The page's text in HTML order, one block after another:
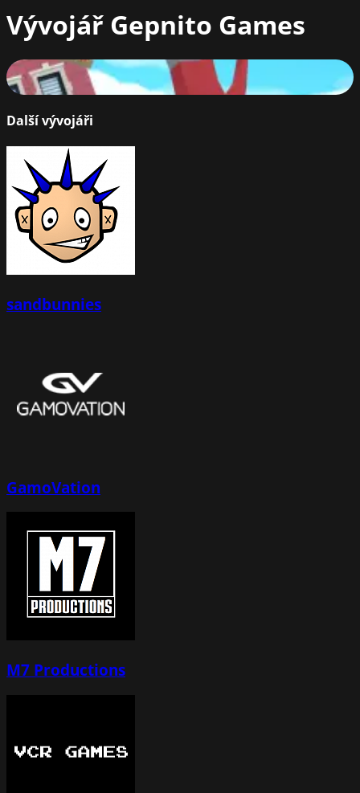
Vývojář Gepnito Games
Puppetman: Ragdoll Puzzle
82%
Další vývojáři
sandbunnies
GamoVation
M7 Productions